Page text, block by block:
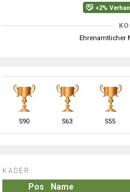
+2%
Ehrenamtlicher
S90 S63 S55
KADER:
Pos Name